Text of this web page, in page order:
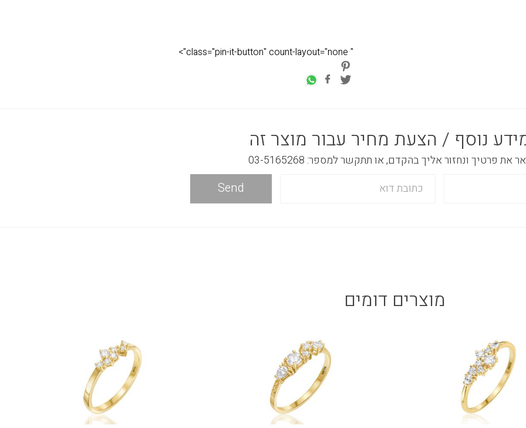
" class="pin-it-button" count-layout="none">
נוסף / הצעת מחיר עבור מוצר זה
את פרטיך ונחזור אליך בהקדם, או תתקשר למספר: 03-5165268
Send
מוצרים דומים